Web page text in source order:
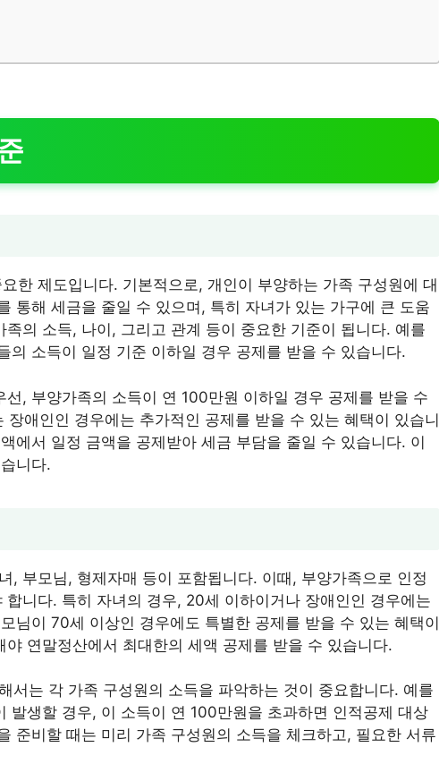
한 제도입니다. 기본적으로, 개인이 부양하는 가족 구성원에 대
통해 세금을 줄일 수 있으며, 특히 자녀가 있는 가구에 큰 도움
의 소득, 나이, 그리고 관계 등이 중요한 기준이 됩니다. 예를
의 소득이 일정 기준 이하일 경우 공제를 받을 수 있습니다.
, 부양가족의 소득이 연 100만원 이하일 경우 공제를 받을 수
애인인 경우에는 추가적인 공제를 받을 수 있는 혜택이 있습니
에서 일정 금액을 공제받아 세금 부담을 줄일 수 있습니다. 이
니다.
, 부모님, 형제자매 등이 포함됩니다. 이때, 부양가족으로 인정
니다. 특히 자녀의 경우, 20세 이하이거나 장애인인 경우에는
님이 70세 이상인 경우에도 특별한 공제를 받을 수 있는 혜택이
연말정산에서 최대한의 세액 공제를 받을 수 있습니다.
서는 각 가족 구성원의 소득을 파악하는 것이 중요합니다. 예를
발생할 경우, 이 소득이 연 100만원을 초과하면 인적공제 대상
준비할 때는 미리 가족 구성원의 소득을 체크하고, 필요한 서류